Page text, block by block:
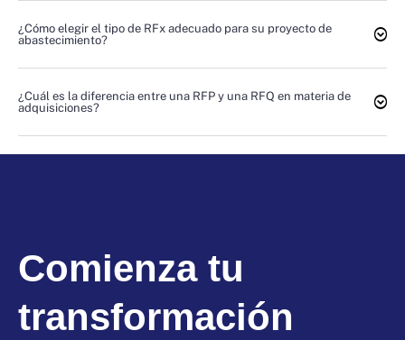
¿Cómo elegir el tipo de RFx adecuado para su proyecto de
abastecimiento?
¿Cuál es la diferencia entre una RFP y una RFQ en materia de
adquisiciones?
Comienza tu
transformación